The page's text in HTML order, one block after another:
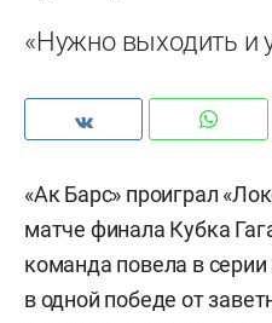
«Нужно выходить и
«Ак Барс» проиграл
матче финала Кубка
команда повела в серии
в одной победе от